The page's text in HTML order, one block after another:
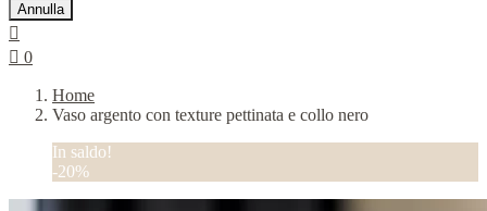
Annulla

 0
Home
Vaso argento con texture pettinata e collo nero
In saldo!
-20%